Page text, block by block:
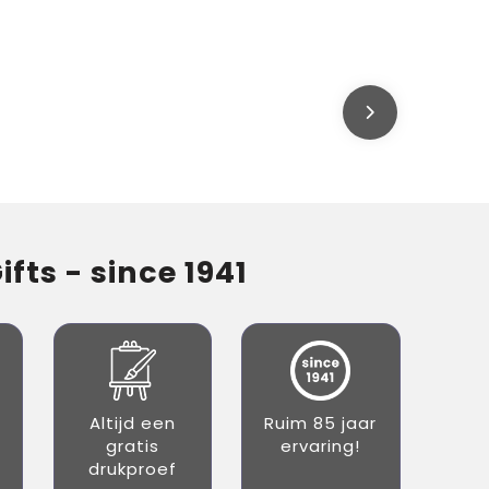
- since 1941
Altijd een
gratis
drukproef
Ruim 85 jaar
ervaring!